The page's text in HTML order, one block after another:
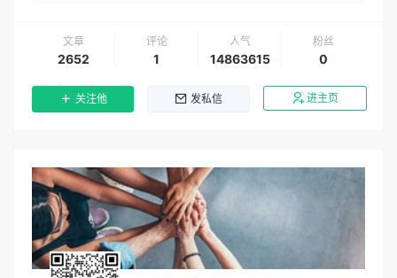
文章
2652
评论
1
人气
14863615
粉丝
0
关注他 发私信 进主页